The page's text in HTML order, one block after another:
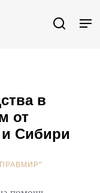
в
от
Сибири